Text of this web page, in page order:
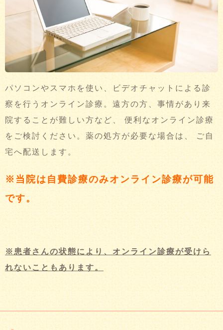
パソコンやスマホを使い、ビデオチャットによる診
察を行うオンライン診療。遠方の方、事情があり来
院することが難しい方など、 便利なオンライン診療
をご検討ください。薬の処方が必要な場合は、 ご自
宅へ配送します。
※当院は自費診療のみオンライン診療が可能
です。
※患者さんの状態により、オンライン診療が受けら
れないこともあります。